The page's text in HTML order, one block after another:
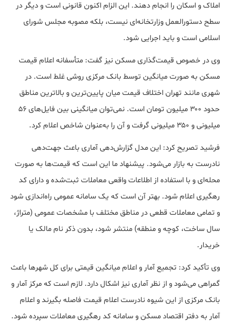
املاک و اسکان را انجام دهند. این الزام اکنون قانونی است و دیگر در
سطح دستورالعمل وزارتخانه‌ای نیست، بلکه مصوبه مجلس شورای
اسلامی است و باید اجرایی شود.
وی در خصوص قیمت‌گذاری مسکن نیز گفت: متأسفانه اعلام قیمت
مسکن به صورت میانگین توسط بانک مرکزی روشی غلط است. در
شهری مانند تهران اختلاف قیمت میان پایین‌ترین و بالاترین مناطق
حدود ۳۰۰ میلیون تومان است. نمی‌توان میانگینی بین فایل‌های ۵۶
میلیونی و ۳۵۰ میلیونی گرفت و آن را به‌عنوان شاخص اعلام کرد.
فرشید تصریح کرد: این مدل گزارش‌دهی آماری باعث جهت‌دهی
نادرست به بازار می‌شود. پیشنهاد ما این است که قیمت‌ها به صورت
محله‌ای و با استفاده از اطلاعات واقعی معاملات ثبت‌شده و دارای کد
رهگیری اعلام شود. بهتر آن است که یک سامانه عمومی راه‌اندازی شود
و تمامی معاملات قطعی در مناطق مختلف با مشخصات عمومی (متراژ،
سال ساخت، کوچه و منطقه) منتشر شود، بدون ذکر نام مالک یا
خریدار.
وی تأکید کرد: تجمیع آمار و اعلام میانگین قیمتی برای کل شهرها باعث
گمراهی می‌شود و از نظر آماری نیز اشکال دارد. لازم است که مرکز آمار و
بانک مرکزی از این شیوه نادرست اعلام قیمت فاصله بگیرند و اعلام
آمار به دفتر اقتصاد مسکن و سامانه کد رهگیری معاملات سپرده شود.